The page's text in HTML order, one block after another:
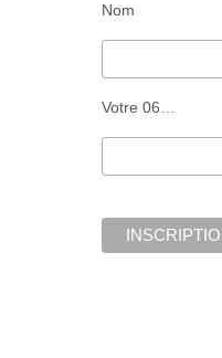
Nom
Votre 06…